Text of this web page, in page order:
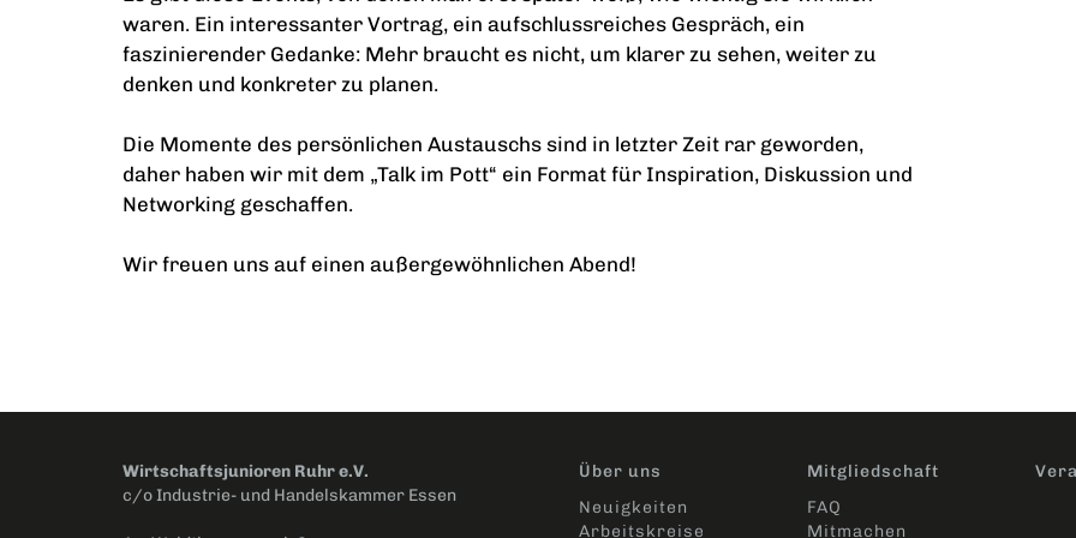
waren. Ein interessanter Vortrag, ein aufschlussreiches Gespräch, ein
faszinierender Gedanke: Mehr braucht es nicht, um klarer zu sehen, weiter zu
denken und konkreter zu planen.
Die Momente des persönlichen Austauschs sind in letzter Zeit rar geworden,
daher haben wir mit dem „Talk im Pott“ ein Format für Inspiration, Diskussion und
Networking geschaffen.
Wir freuen uns auf einen außergewöhnlichen Abend!
Wirtschaftsjunioren Ruhr e.V.
c/o Industrie- und Handelskammer Essen
Über uns
Neuigkeiten
Arbeitskreise
Mitgliedschaft
FAQ
Mitmachen